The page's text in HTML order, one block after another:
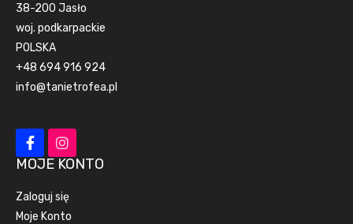
38-200 Jasło
woj. podkarpackie
POLSKA
+48 694 916 924
info@tanietrofea.pl
MOJE KONTO
Zaloguj się
Moje Konto